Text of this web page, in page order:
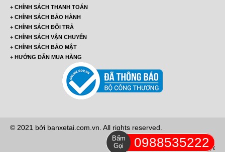
+ CHÍNH SÁCH THANH TOÁN
+ CHÍNH SÁCH BẢO HÀNH
+ CHÍNH SÁCH ĐỔI TRẢ
+ CHÍNH SÁCH VẬN CHUYỂN
+ CHÍNH SÁCH BẢO MẬT
+ HƯỚNG DẪN MUA HÀNG
© 2021 bởi banxetai.com.vn. All rights reserved.
Hôm nay: 50 lượt
Bấm
Gọi
0988535222